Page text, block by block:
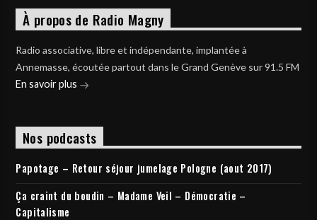
À propos de Radio Magny
Radio associative, libre et indépendante, implantée à
Annemasse, écoutée partout dans le Grand Genève sur 91.5 FM
En savoir plus
Nos podcasts
Papotage – Retour séjour jumelage Pologne (aout 2017)
Ça craint du boudin – Madame Veil – Démocratie –
Capitalisme